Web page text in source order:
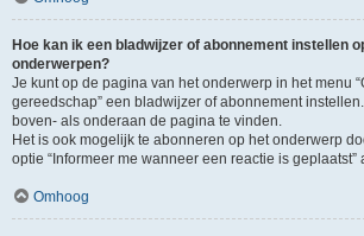
Hoe kan ik een bladwijzer of abonnement instellen
onderwerpen?
Je kunt op de pagina van het onderwerp in het menu
gereedschap” een bladwijzer of abonnement
boven- als onderaan de pagina te vinden.
Het is ook mogelijk te abonneren op het onderwerp
optie “Informeer me wanneer een reactie is geplaatst”
Omhoog